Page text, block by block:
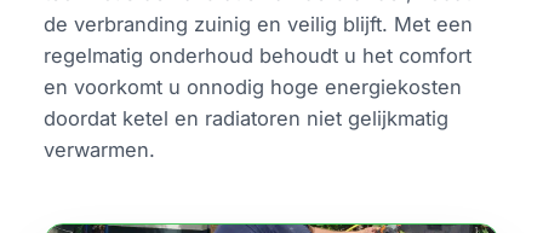
de verbranding zuinig en veilig blijft. Met een
regelmatig onderhoud behoudt u het comfort
en voorkomt u onnodig hoge energiekosten
doordat ketel en radiatoren niet gelijkmatig
verwarmen.